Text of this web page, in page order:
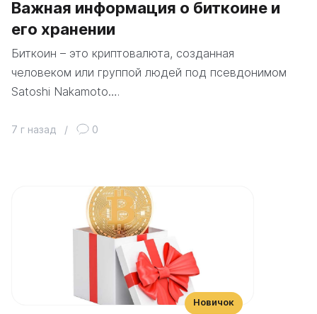
Важная информация о биткоине и
его хранении
Биткоин – это криптовалюта, созданная
человеком или группой людей под псевдонимом
Satoshi Nakamoto….
7 г назад / 0
Новичок